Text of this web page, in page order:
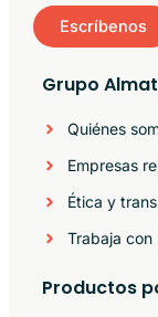
Escríbenos
Grupo
Quiénes
Empresas
Ética y
Trabaja con
Productos